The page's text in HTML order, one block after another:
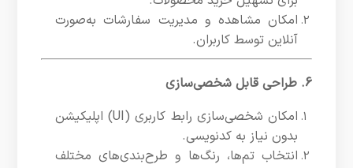
امکان مشاهده و مدیریت سفارشات به‌صورت
آنلاین توسط کاربران.
6. طراحی قابل شخصی‌سازی
امکان شخصی‌سازی رابط کاربری (UI) اپلیکیشن
بدون نیاز به کدنویسی.
انتخاب تم‌ها، رنگ‌ها و طرح‌بندی‌های مختلف